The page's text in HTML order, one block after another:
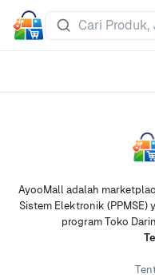
AyooMall adalah
Sistem Elektronik (PPMSE)
program Toko